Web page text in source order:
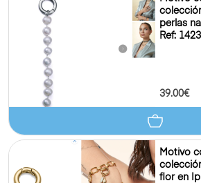
perlas
Ref:
39.00€
Motivo
flor en